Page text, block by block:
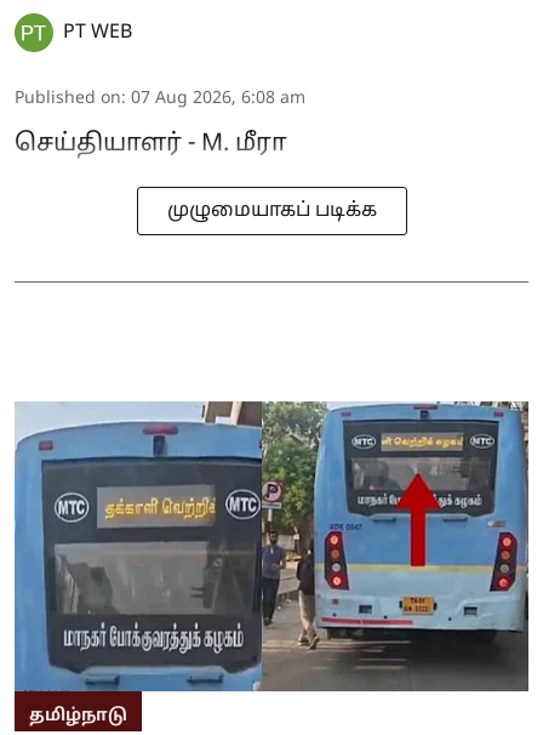
PT WEB
Published on: 07 Aug 2026, 6:08 am
செய்தியாளர் - M. மீரா
முழுமையாகப் படிக்க
தமிழ்நாடு